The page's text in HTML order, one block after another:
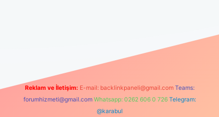
Reklam ve İletişim: E-mail: backlinkpaneli@gmail.com Teams:
forumhizmeti@gmail.com Whatsapp: 0262 606 0 726 Telegram:
@karabul